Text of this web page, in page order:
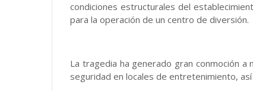
condiciones estructurales del
para la operación de un centro de diversión.
La tragedia ha generado gran conmoción a
seguridad en locales de entretenimiento,